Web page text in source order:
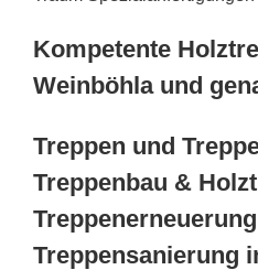
Kompetente
Weinböhla und
Treppen und
Treppenbau &
Treppensanierung